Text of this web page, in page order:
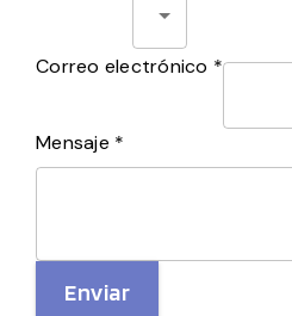
Correo electrónico *
Mensaje *
Enviar